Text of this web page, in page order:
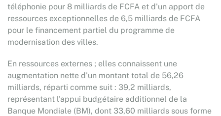
téléphonie pour 8 milliards de FCFA et d'un apport de
ressources exceptionnelles de 6,5 milliards de FCFA
pour le financement partiel du programme de
modernisation des villes.
En ressources externes ; elles connaissent une
augmentation nette d'un montant total de 56,26
milliards, réparti comme suit : 39,2 milliards,
représentant l'appui budgétaire additionnel de la
Banque Mondiale (BM), dont 33,60 milliards sous forme